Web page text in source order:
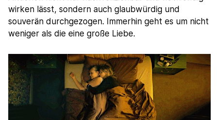
wirken lässt, sondern auch glaubwürdig und
souverän durchgezogen. Immerhin geht es um nicht
weniger als die eine große Liebe.